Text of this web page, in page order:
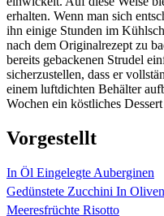
erhalten. Wenn man sich
ihn einige Stunden im
nach dem Originalrezept zu
bereits gebackenen Strudel
sicherzustellen, dass er
einem luftdichten Behälter
Wochen ein köstliches
Vorgestellt
In Öl Eingelegte Auberginen
Gedünstete Zucchini In
Meeresfrüchte Risotto